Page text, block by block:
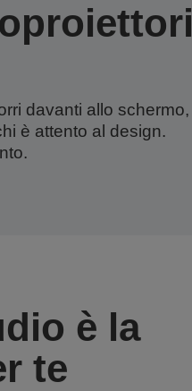
davanti allo schermo,
è attento al design.
è la
te